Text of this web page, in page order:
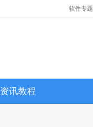
软件专题
资讯教程